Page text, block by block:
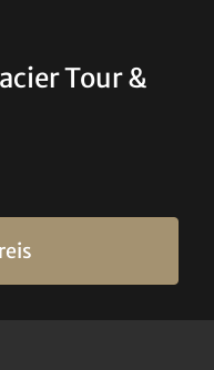
Tour &